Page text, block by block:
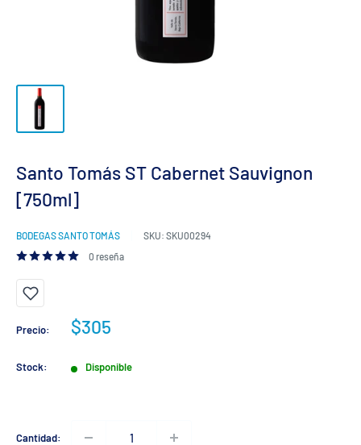
Santo Tomás ST Cabernet Sauvignon
[750ml]
BODEGAS SANTO TOMÁS SKU: SKU00294
0 reseña
Precio:
Precio
venta
$305
Stock: Disponible
Cantidad: